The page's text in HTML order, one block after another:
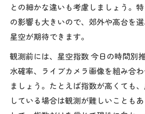
との細かな違いも考慮しましょう。
の影響も大きいので、郊外や高台を
星空が期待できます。
観測前には、星空指数 今日の時間別
水確率、ライブカメラ画像を組み合
ましょう。たとえば指数が高くても
している場合は観測が難しいことも